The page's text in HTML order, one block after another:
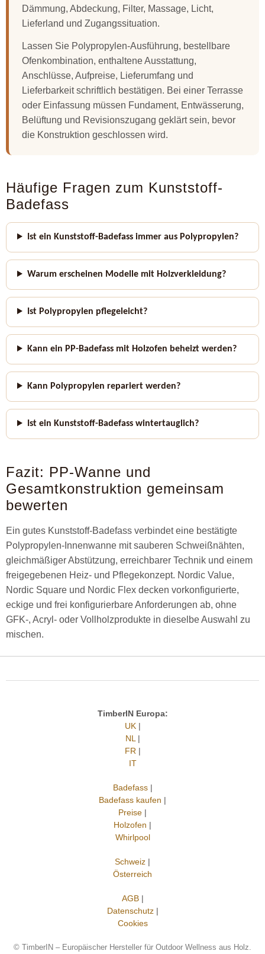
Dämmung, Abdeckung, Filter, Massage, Licht,
Lieferland und Zugangssituation.
Lassen Sie Polypropylen-Ausführung, bestellbare
Ofenkombination, enthaltene Ausstattung,
Anschlüsse, Aufpreise, Lieferumfang und
Lieferbarkeit schriftlich bestätigen. Bei einer Terrasse
oder Einfassung müssen Fundament, Entwässerung,
Belüftung und Revisionszugang geklärt sein, bevor
die Konstruktion geschlossen wird.
Häufige Fragen zum Kunststoff-
Badefass
Ist ein Kunststoff-Badefass immer aus Polypropylen?
Warum erscheinen Modelle mit Holzverkleidung?
Ist Polypropylen pflegeleicht?
Kann ein PP-Badefass mit Holzofen beheizt werden?
Kann Polypropylen repariert werden?
Ist ein Kunststoff-Badefass wintertauglich?
Fazit: PP-Wanne und
Gesamtkonstruktion gemeinsam
bewerten
Ein gutes Kunststoff-Badefass verbindet eine bestätigte
Polypropylen-Innenwanne mit sauberen Schweißnähten,
gleichmäßiger Abstützung, erreichbarer Technik und einem
freigegebenen Heiz- und Pflegekonzept. Nordic Value,
Nordic Square und Nordic Flex decken vorkonfigurierte,
eckige und frei konfigurierbare Anforderungen ab, ohne
GFK-, Acryl- oder Vollholzprodukte in dieselbe Auswahl zu
mischen.
TimberIN Europa:
UK|
NL|
FR|
IT
Badefass|
Badefass kaufen |
Preise |
Holzofen |
Whirlpool
Schweiz |
Österreich
AGB|
Datenschutz|
Cookies
© TimberIN – Europäischer Hersteller für Outdoor Wellness aus Holz.